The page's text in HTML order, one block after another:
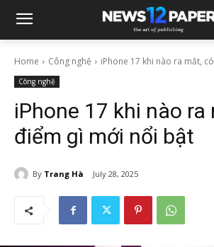
Home Công nghệ iPhone 17 khi nào ra mắt,
Công nghệ
iPhone 17 khi nào ra
điểm gì mới nổi bật
By Trang Hà July 28, 2025